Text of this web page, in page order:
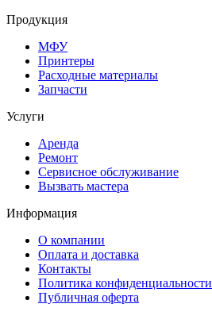
Продукция
МФУ
Принтеры
Расходные материалы
Запчасти
Услуги
Аренда
Ремонт
Сервисное обслуживание
Вызвать мастера
Информация
О компании
Оплата и доставка
Контакты
Политика конфиденциальности
Публичная оферта